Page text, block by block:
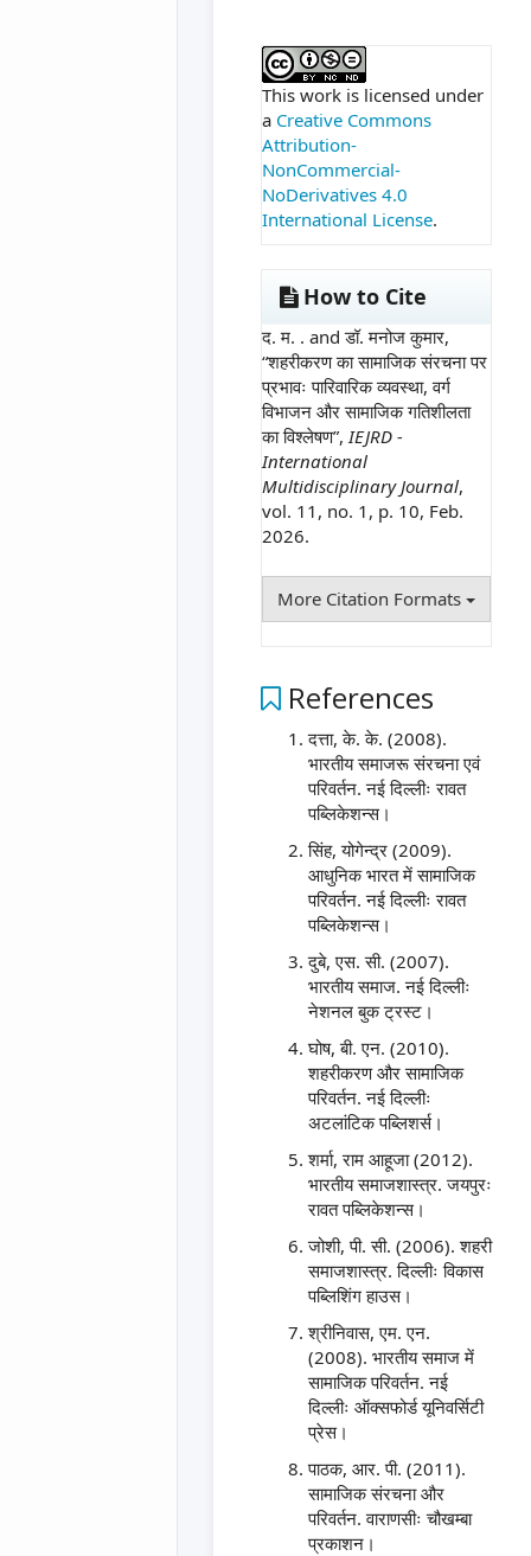
This work is licensed under
a Creative Commons
Attribution-
NonCommercial-
NoDerivatives 4.0
International License.
How to Cite
द. म. . and डॉ. मनोज कुमार,
“शहरीकरण का सामाजिक संरचना पर
प्रभावः पारिवारिक व्यवस्था, वर्ग
विभाजन और सामाजिक गतिशीलता
का विश्लेषण”,IEJRD -
International
Multidisciplinary Journal,
vol. 11, no. 1, p. 10, Feb.
2026.
More Citation Formats
References
दत्ता, के. के. (2008).
भारतीय समाजरू संरचना एवं
परिवर्तन. नई दिल्लीः रावत
पब्लिकेशन्स।
सिंह, योगेन्द्र (2009).
आधुनिक भारत में सामाजिक
परिवर्तन. नई दिल्लीः रावत
पब्लिकेशन्स।
दुबे, एस. सी. (2007).
भारतीय समाज. नई दिल्लीः
नेशनल बुक ट्रस्ट।
घोष, बी. एन. (2010).
शहरीकरण और सामाजिक
परिवर्तन. नई दिल्लीः
अटलांटिक पब्लिशर्स।
शर्मा, राम आहूजा (2012).
भारतीय समाजशास्त्र. जयपुरः
रावत पब्लिकेशन्स।
जोशी, पी. सी. (2006). शहरी
समाजशास्त्र. दिल्लीः विकास
पब्लिशिंग हाउस।
श्रीनिवास, एम. एन.
(2008). भारतीय समाज में
सामाजिक परिवर्तन. नई
दिल्लीः ऑक्सफोर्ड यूनिवर्सिटी
प्रेस।
पाठक, आर. पी. (2011).
सामाजिक संरचना और
परिवर्तन. वाराणसीः चौखम्बा
प्रकाशन।